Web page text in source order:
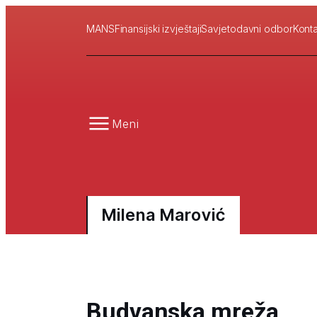
MANSFinansijski izvještajiSavjetodavni odbor
Meni
Milena Marović
Budvanska mreža